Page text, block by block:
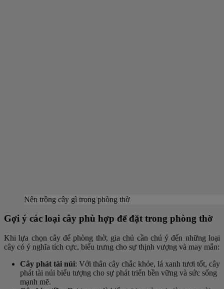
Nên trồng cây gì trong phòng thờ
Gợi ý các loại cây phù hợp để đặt trong phòng thờ
Khi lựa chọn cây để phòng thờ, gia chủ cần chú ý đến những loại
cây có ý nghĩa tích cực, biểu trưng cho sự thịnh vượng và may mắn:
Cây phát tài núi: Với thân cây chắc khỏe, lá xanh tươi tốt, cây
phát tài núi biểu tượng cho sự phát triển bền vững và sức sống
mạnh mẽ.